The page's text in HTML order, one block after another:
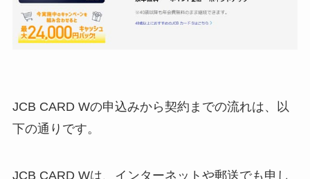
JCB CARD Wの申込みから契約までの流れは、以
下の通りです。
JCB CARD Wは、インターネットや郵送でも申し